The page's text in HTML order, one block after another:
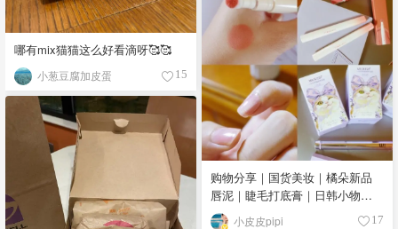
哪有mix猫猫这么好看滴呀🥰🥰
小葱豆腐加皮蛋 15
购物分享｜国货美妆｜橘朵新品
唇泥｜睫毛打底膏｜日韩小物｜
眼线笔｜美甲DIY💅
小皮皮pipi 17